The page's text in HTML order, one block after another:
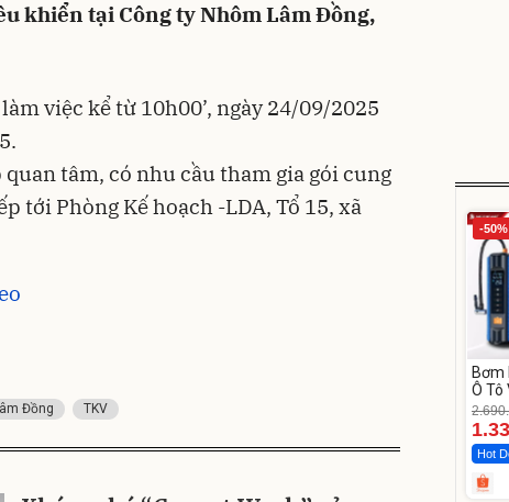
khiển tại Công ty Nhôm Lâm Đồng,
việc kể từ 10h00’, ngày 24/09/2025
tâm, có nhu cầu tham gia gói cung
tới Phòng Kế hoạch -LDA, Tổ 15, xã
Đồng TKV
-50%
Bơm
Ô Tô
Hot